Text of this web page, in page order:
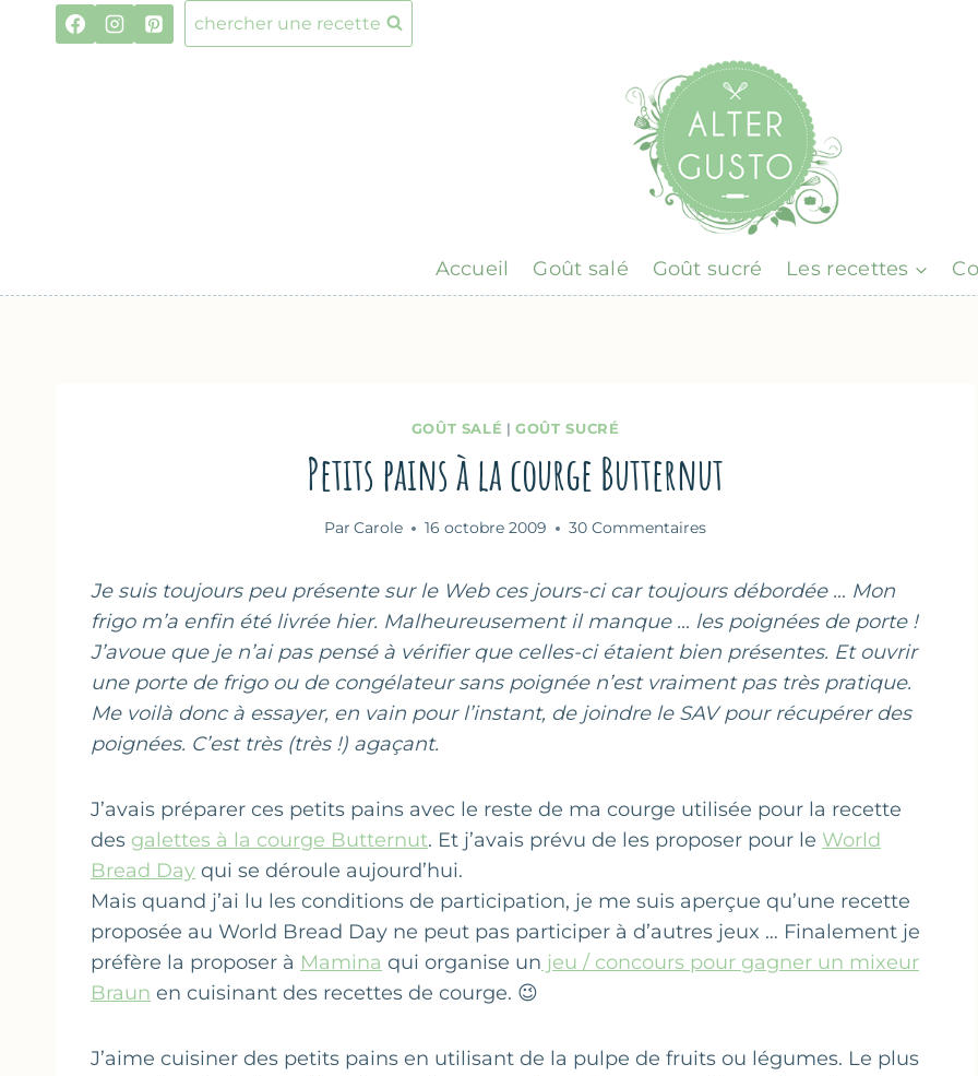
chercher une recette
Accueil Goût salé Goût sucré Les recettes
GOÛT SALÉ |GOÛT SUCRÉ
Petits pains à la courge Butternut
Par Carole 16 octobre 2009 30 Commentaires
Je suis toujours peu présente sur le Web ces jours-ci car toujours débordée … Mon
frigo m’a enfin été livrée hier. Malheureusement il manque … les poignées de porte !
J’avoue que je n’ai pas pensé à vérifier que celles-ci étaient bien présentes. Et ouvrir
une porte de frigo ou de congélateur sans poignée n’est vraiment pas très pratique.
Me voilà donc à essayer, en vain pour l’instant, de joindre le SAV pour récupérer des
poignées. C’est très (très !) agaçant.
J’avais préparer ces petits pains avec le reste de ma courge utilisée pour la recette
des galettes à la courge Butternut. Et j’avais prévu de les proposer pour le World
Bread Day qui se déroule aujourd’hui.
Mais quand j’ai lu les conditions de participation, je me suis aperçue qu’une recette
proposée au World Bread Day ne peut pas participer à d’autres jeux … Finalement je
préfère la proposer à Mamina qui organise un jeu / concours pour gagner un mixeur
Braun en cuisinant des recettes de courge. 😉
J’aime cuisiner des petits pains en utilisant de la pulpe de fruits ou légumes. Le plus